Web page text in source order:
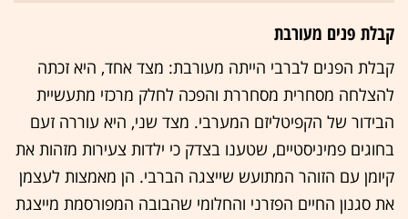
קבלת פנים מעורבת
קבלת הפנים לברבי הייתה מעורבת: מצד אחד, היא זכתה
להצלחה מסחרית מסחררת והפכה לחלק מרכזי מתעשיית
הבידור של הקפיטליזם המערבי. מצד שני, היא עוררה זעם
בחוגים פמיניסטיים, שטענו בצדק כי ילדות צעירות מזהות את
קיומן עם הזוהר המתועש שייצגה הברבי. הן מאמצות לעצמן
את סגנון החיים הפזרני והחלומי שהבובה המפורסמת מייצגת